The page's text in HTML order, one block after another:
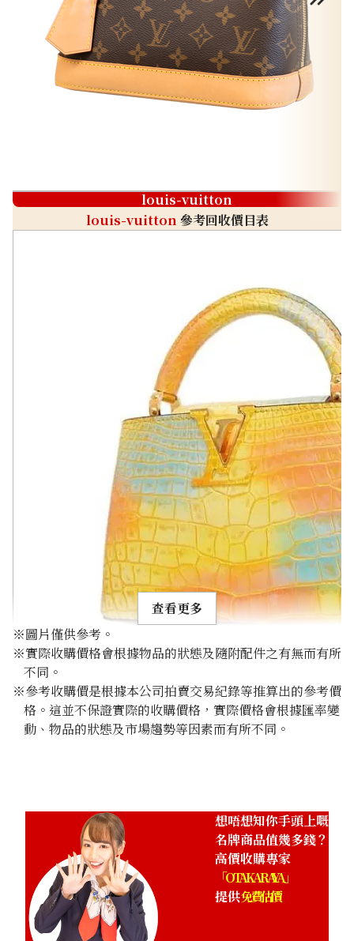
louis-vuitton
louis-vuitton 參考回收價目表
Louis Vuitton Capucines Mini N82363
參考回收價
查看更多
※圖片僅供參考。
※實際收購價格會根據物品的狀態及隨附配件之有無而有所
不同。
※參考收購價是根據本公司拍賣交易紀錄等推算出的參考價
格。這並不保證實際的收購價格，實際價格會根據匯率變
動、物品的狀態及市場趨勢等因素而有所不同。
想唔想知你手頭上嘅
名牌商品值幾多錢？
高價收購專家
「OTAKARAYA」
提供免費估價